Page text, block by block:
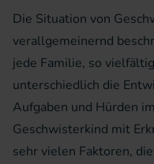
Die Situation von
verallgemeinernd
jede Familie, so
unterschiedlich die
Aufgaben und Hürden
Geschwisterkind mit
sehr vielen Faktoren,